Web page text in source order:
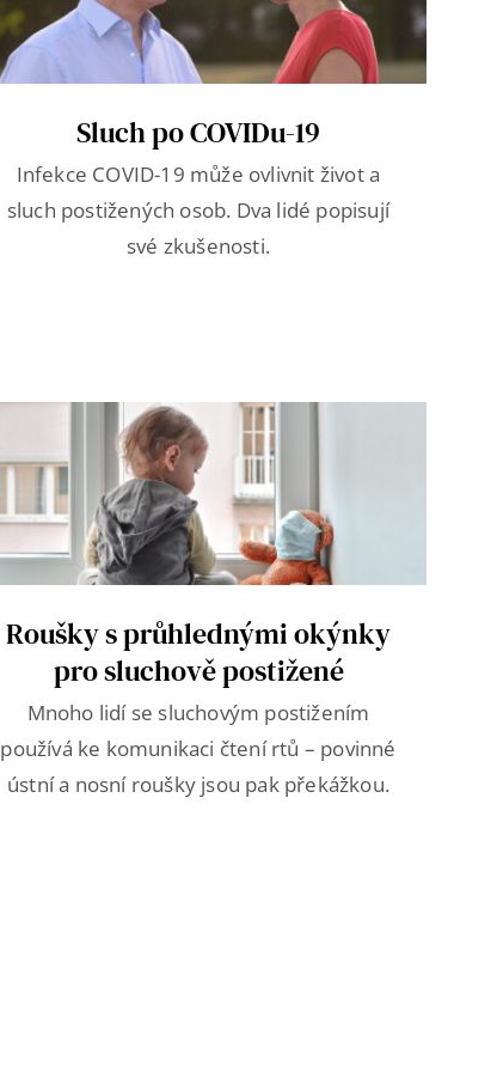
Sluch po COVIDu-19
Infekce COVID-19 může ovlivnit život a
sluch postižených osob. Dva lidé popisují
své zkušenosti.
Roušky s průhlednými okýnky
pro sluchově postižené
Mnoho lidí se sluchovým postižením
používá ke komunikaci čtení rtů – povinné
ústní a nosní roušky jsou pak překážkou.